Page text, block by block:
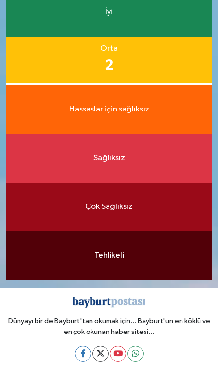
İyi
Orta
2
Hassaslar için sağlıksız
Sağlıksız
Çok Sağlıksız
Tehlikeli
Dünyayı bir de Bayburt'tan okumak için... Bayburt'un en köklü ve
en çok okunan haber sitesi...